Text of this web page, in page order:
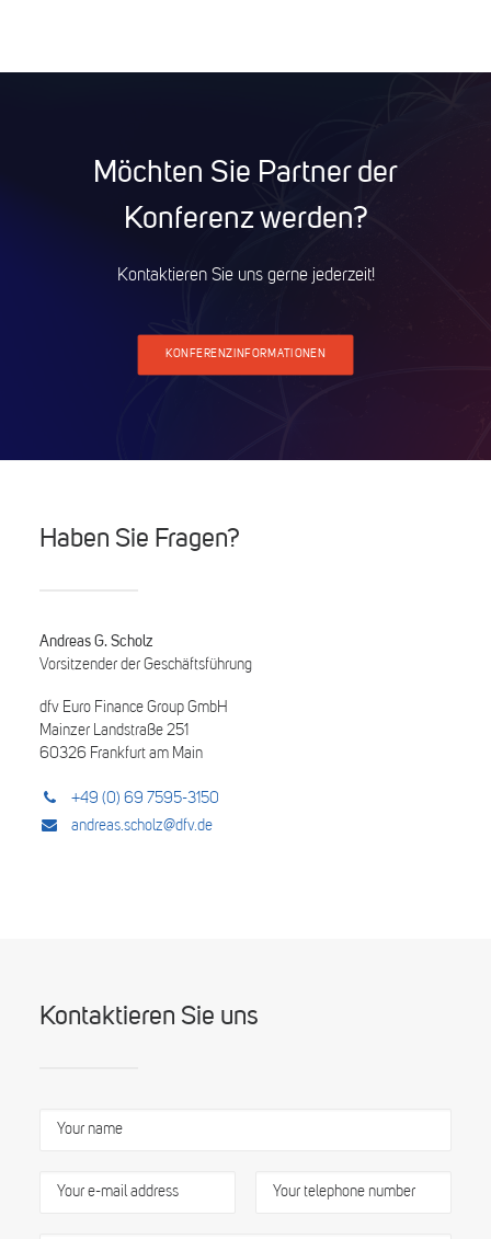
Möchten Sie Partner der
Konferenz werden?
Kontaktieren Sie uns gerne jederzeit!
KONFERENZINFORMATIONEN
Haben Sie Fragen?
Andreas G. Scholz
Vorsitzender der Geschäftsführung
dfv Euro Finance Group GmbH
Mainzer Landstraße 251
60326 Frankfurt am Main
+49 (0) 69 7595-3150
andreas.scholz@dfv.de
Kontaktieren Sie uns